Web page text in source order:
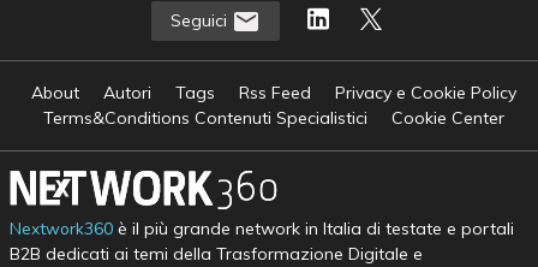
Seguici
About Autori Tags Rss Feed
Privacy e Cookie Policy
Terms&Conditions Contenuti Specialistici
Cookie Center
Nextwork360è il più grande network in Italia di testate e portali
B2B dedicati ai temi della Trasformazione Digitale e